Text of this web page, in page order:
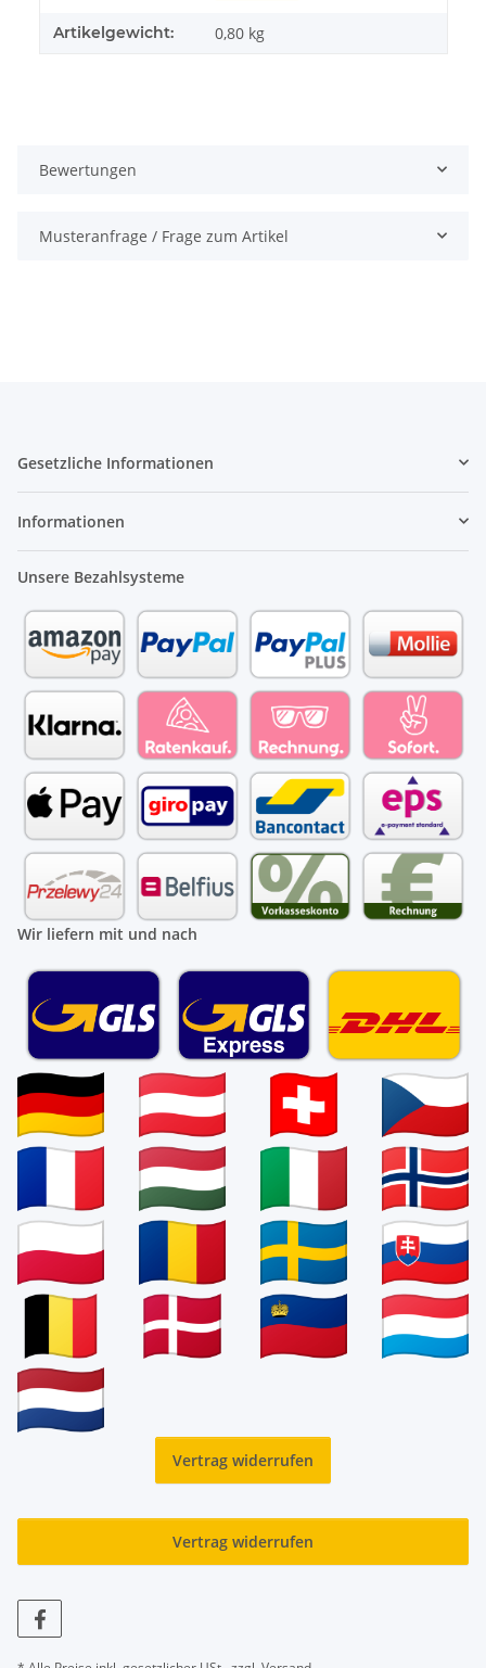
Artikelgewicht: 0,80 kg
Bewertungen
Musteranfrage / Frage zum Artikel
Gesetzliche Informationen
Informationen
Unsere Bezahlsysteme
Wir liefern mit und nach
Vertrag widerrufen
Vertrag widerrufen